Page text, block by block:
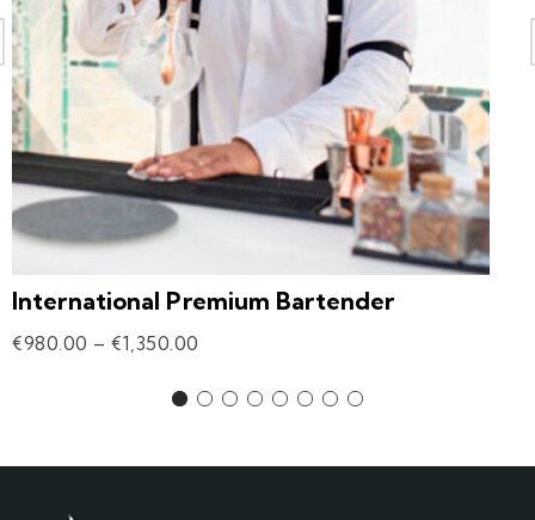
International Premium Bartender
€980.00 – €1,350.00